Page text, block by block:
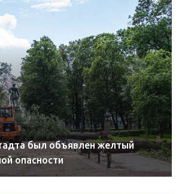
был объявлен желтый
опасности